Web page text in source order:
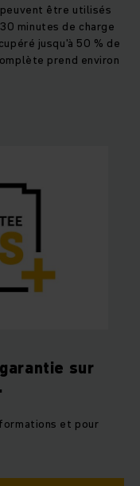
être utilisés
minutes de charge
jusqu'à 50 % de
prend environ
sur
et pour